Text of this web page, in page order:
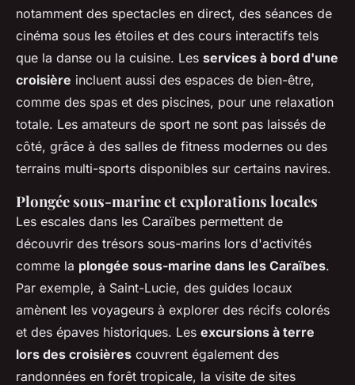
notamment des spectacles en direct, des séances de
cinéma sous les étoiles et des cours interactifs tels
que la danse ou la cuisine. Les services à bord d'une
croisière incluent aussi des espaces de bien-être,
comme des spas et des piscines, pour une relaxation
totale. Les amateurs de sport ne sont pas laissés de
côté, grâce à des salles de fitness modernes ou des
terrains multi-sports disponibles sur certains navires.
Plongée sous-marine et explorations locales
Les escales dans les Caraïbes permettent de
découvrir des trésors sous-marins lors d'activités
comme la plongée sous-marine dans les Caraïbes.
Par exemple, à Saint-Lucie, des guides locaux
amènent les voyageurs à explorer des récifs colorés
et des épaves historiques. Les excursions à terre
lors des croisières couvrent également des
randonnées en forêt tropicale, la visite de sites